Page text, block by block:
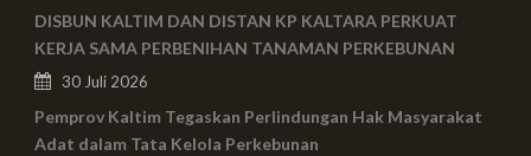
DISBUN KALTIM DAN DISTAN KP KALTARA PERKUAT
KERJA SAMA PERBENIHAN TANAMAN PERKEBUNAN
30 Juli 2026
Pemprov Kaltim Tegaskan Perlindungan Hak Masyarakat
Adat dalam Tata Kelola Perkebunan